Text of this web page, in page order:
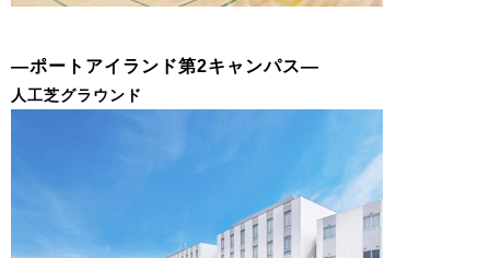
―ポートアイランド第2キャンパス―
人工芝グラウンド